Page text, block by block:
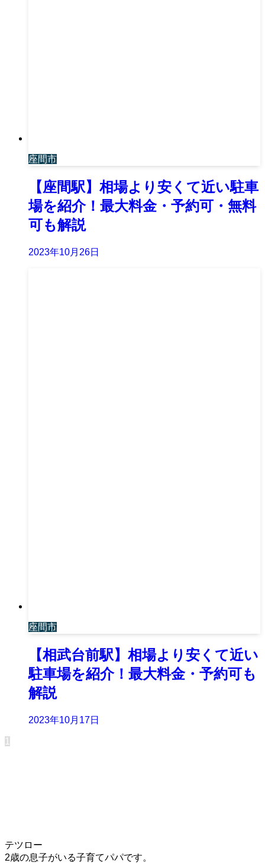
座間市
【座間駅】相場より安くて近い駐車
場を紹介！最大料金・予約可・無料
可も解説
2023年10月26日
座間市
【相武台前駅】相場より安くて近い
駐車場を紹介！最大料金・予約可も
解説
2023年10月17日
1
テツロー
2歳の息子がいる子育てパパです。